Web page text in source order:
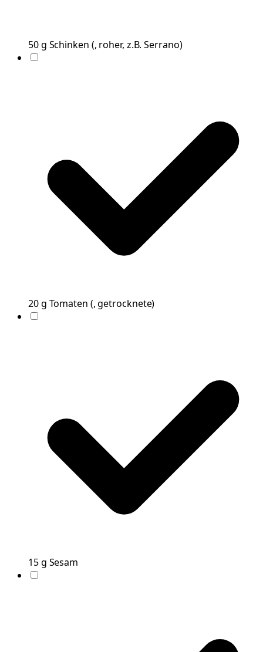
50g Schinken (, roher, z.B. Serrano)
20g Tomaten (, getrocknete)
15g Sesam